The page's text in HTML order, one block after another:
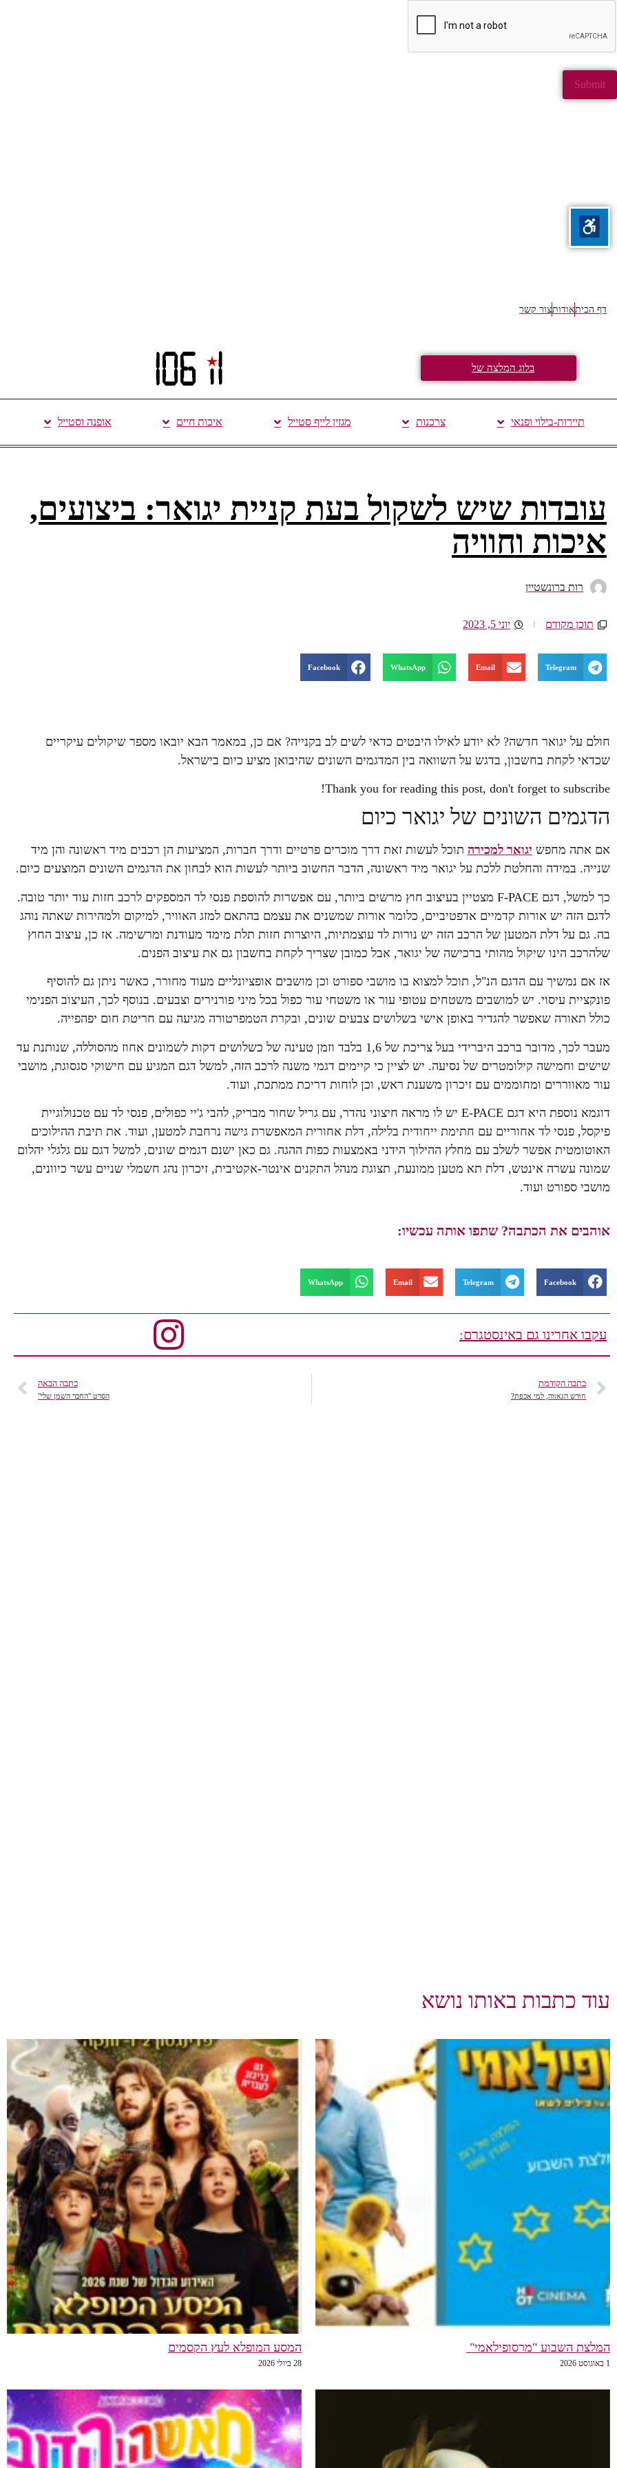
דף הביתאודותצור קשר
בלוג המלצה של
תיירות-בילוי ופנאי צרכנות מגזין לייף סטייל איכות חיים אופנה וסטייל
עובדות שיש לשקול בעת קניית יגואר: ביצועים,
איכות וחוויה
רות ברונשטיין
תוכן מקודם יוני 5, 2023
Telegram
Email
WhatsApp
Facebook
חולם על יגואר חדשה? לא יודע לאילו היבטים כדאי לשים לב בקנייה? אם כן, במאמר הבא יובאו מספר שיקולים עיקריים
שכדאי לקחת בחשבון, בדגש על השוואה בין המדגמים השונים שהיבואן מציע כיום בישראל.
Thank you for reading this post, don't forget to subscribe!
הדגמים השונים של יגואר כיום
אם אתה מחפש יגואר למכירה תוכל לעשות זאת דרך מוכרים פרטיים ודרך חברות, המציעות הן רכבים מיד ראשונה והן מיד
שנייה. במידה והחלטת ללכת על יגואר מיד ראשונה, הדבר החשוב ביותר לעשות הוא לבחון את הדגמים השונים המוצעים כיום.
כך למשל, דגם F-PACE מצטיין בעיצוב חוץ מרשים ביותר, עם אפשרות להוספת פנסי לד המספקים לרכב חזות עוד יותר טובה.
לדגם הזה יש אורות קדמיים אדפטיביים, כלומר אורות שמשנים את עצמם בהתאם למזג האוויר, למיקום ולמהירות שאתה נוהג
בה. גם על דלת המטען של הרכב הזה יש נורות לד עוצמתיות, היוצרות חזות תלת מימד מעודנת ומרשימה. אז כן, עיצוב החוץ
שלהרכב הינו שיקול מהותי ברכישה של יגואר, אבל כמובן שצריך לקחת בחשבון גם את עיצוב הפנים.
אז אם נמשיך עם הדגם הנ"ל, תוכל למצוא בו מושבי ספורט וכן מושבים אופציונליים מעוד מחורר, כאשר ניתן גם להוסיף
פונקציית עיסוי. יש למושבים משטחים עטופי עור או משטחי עור כפול בכל מיני פורנירים וצבעים. בנוסף לכך, העיצוב הפנימי
כולל תאורה שאפשר להגדיר באופן אישי בשלושים צבעים שונים, ובקרת הטמפרטורה מגיעה עם חריטת חום יפהפייה.
מעבר לכך, מדובר ברכב היברידי בעל צריכת של 1,6 בלבד וזמן טעינה של כשלושים דקות לשמונים אחוז מהסוללה, שנותנת עד
שישים וחמישה קילומטרים של נסיעה. יש לציין כי קיימים דגמי משנה לרכב הזה, למשל דגם המגיע עם חישוקי סגסוגת, מושבי
עור מאווררים ומחוממים עם זיכרון משענת ראש, וכן לוחות דריכת ממתכת, ועוד.
דוגמא נוספת היא דגם E-PACE יש לו מראה חיצוני נהדר, עם גריל שחור מבריק, להבי ג'יי כפולים, פנסי לד עם טכנולוגיית
פיקסל, פנסי לד אחוריים עם חתימת ייחודית בלילה, דלת אחורית המאפשרת גישה נרחבת למטען, ועוד. את תיבת ההילוכים
האוטומטית אפשר לשלב עם מחלץ ההילוך הידני באמצעות כפות ההגה. גם כאן ישנם דגמים שונים, למשל דגם עם גלגלי יהלום
שמונה עשרה אינטש, דלת תא מטען ממונעת, תצוגת מנהל התקנים אינטר-אקטיבית, זיכרון נהג חשמלי שניים עשר כיוונים,
מושבי ספורט ועוד.
אוהבים את הכתבה? שתפו אותה עכשיו:
Facebook
Telegram
Email
WhatsApp
עקבו אחרינו גם באינסטגרם:
כתבה הקודמת
חודש הגאווה, למי אכפת?
כתבה הבאה
הסרט "החבר השמן שלי"
עוד כתבות באותו נושא
המלצת השבוע "מרסופילאמי"
1 באוגוסט 2026
המסע המופלא לעץ הקסמים
28 ביולי 2026